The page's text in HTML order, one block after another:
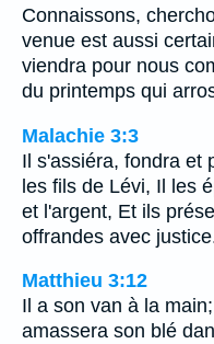
Connaissons,
venue est aussi
viendra pour nous
du printemps qui
Malachie 3:3
Il s'assiéra, fondra et
les fils de Lévi, Il les
et l'argent, Et ils
offrandes avec
Matthieu 3:12
Il a son van à la
amassera son blé